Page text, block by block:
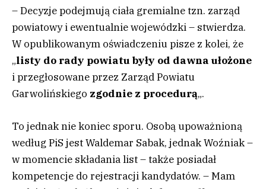
– Decyzje podejmują ciała gremialne tzn. zarząd
powiatowy i ewentualnie wojewódzki – stwierdza.
W opublikowanym oświadczeniu pisze z kolei, że
„listy do rady powiatu były od dawna ułożone
i przegłosowane przez Zarząd Powiatu
Garwolińskiego zgodnie z procedurą„.
To jednak nie koniec sporu. Osobą upoważnioną
według PiS jest Waldemar Sabak, jednak Woźniak –
w momencie składania list – także posiadał
kompetencje do rejestracji kandydatów. – Mam